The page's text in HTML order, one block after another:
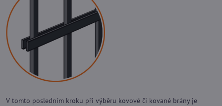
V tomto posledním kroku při výběru kovové či kované brány je